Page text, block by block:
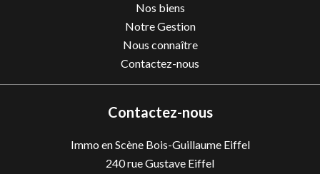
Nos biens
Notre Gestion
Nous connaître
Contactez-nous
Contactez-nous
Immo en Scène Bois-Guillaume Eiffel
240 rue Gustave Eiffel